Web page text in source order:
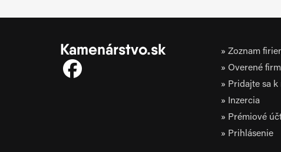
Kamenárstvo.sk
Zoznam
Overené
Pridajte sa k
Inzercia
Prémiové
Prihlásenie